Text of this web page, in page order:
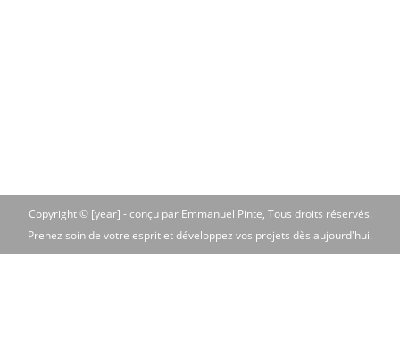
Copyright © [year] -conçu par Emmanuel Pinte, Tous droits réservés.
Prenez soin de votre esprit et développez vos projets dès aujourd'hui.